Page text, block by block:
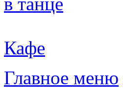
Кафе
Главное меню